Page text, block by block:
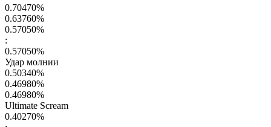
0.70470%
0.63760%
0.57050%
:
0.57050%
Удар молнии
0.50340%
0.46980%
0.46980%
Ultimate Scream
0.40270%